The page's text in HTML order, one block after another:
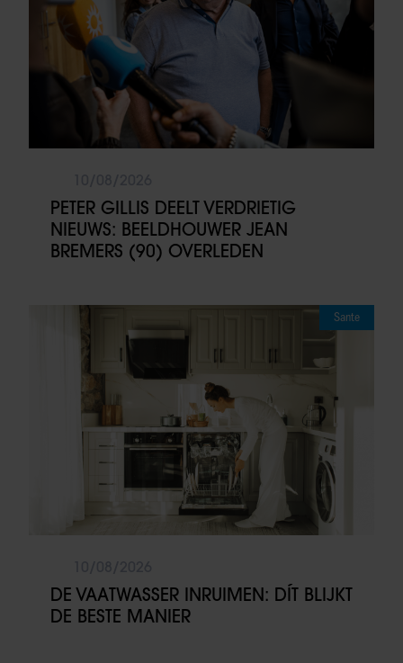
PETER GILLIS DEELT VERDRIETIG
NIEUWS: BEELDHOUWER JEAN
BREMERS (90) OVERLEDEN
Sante
DE VAATWASSER INRUIMEN: DÍT BLIJKT
DE BESTE MANIER